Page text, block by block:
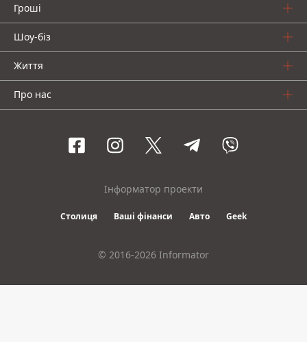
Гроші
Шоу-біз
Життя
Про нас
Інформатор проекти
Столиця Ваші фінанси Авто Geek
© 2016-2026 Informator